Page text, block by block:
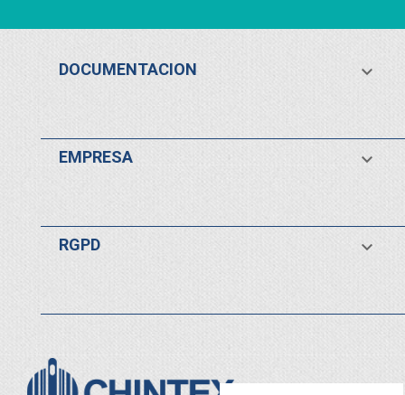
DOCUMENTACION 
EMPRESA 
RGPD 